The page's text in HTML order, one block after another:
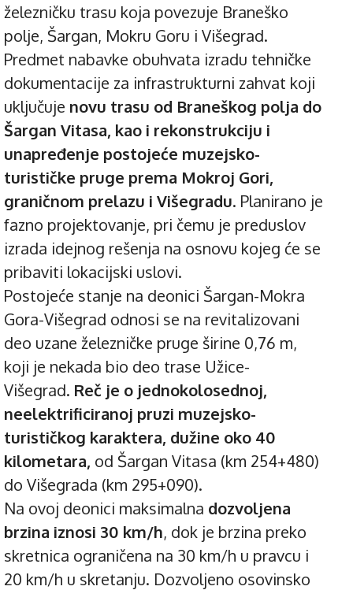
železničku trasu koja povezuje Braneško
polje, Šargan, Mokru Goru i Višegrad.
Predmet nabavke obuhvata izradu tehničke
dokumentacije za infrastrukturni zahvat koji
uključuje novu trasu od Braneškog polja do
Šargan Vitasa, kao i rekonstrukciju i
unapređenje postojeće muzejsko-
turističke pruge prema Mokroj Gori,
graničnom prelazu i Višegradu. Planirano je
fazno projektovanje, pri čemu je preduslov
izrada idejnog rešenja na osnovu kojeg će se
pribaviti lokacijski uslovi.
Postojeće stanje na deonici Šargan-Mokra
Gora-Višegrad odnosi se na revitalizovani
deo uzane železničke pruge širine 0,76 m,
koji je nekada bio deo trase Užice-
Višegrad. Reč je o jednokolosednoj,
neelektrificiranoj pruzi muzejsko-
turističkog karaktera, dužine oko 40
kilometara, od Šargan Vitasa (km 254+480)
do Višegrada (km 295+090).
Na ovoj deonici maksimalna dozvoljena
brzina iznosi 30 km/h, dok je brzina preko
skretnica ograničena na 30 km/h u pravcu i
20 km/h u skretanju. Dozvoljeno osovinsko